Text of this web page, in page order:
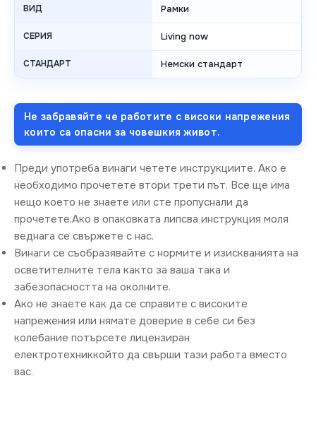
ВИД Рамки
СЕРИЯ Living now
СТАНДАРТ Немски стандарт
Не забравяйте че работите с високи напрежения
които са опасни за човешкия живот.
Преди употреба винаги четете инструкциите. Ако е
необходимо прочетете втори трети път. Все ще има
нещо което не знаете или сте пропуснали да
прочетете.Ако в опаковката липсва инструкция моля
веднага се свържете с нас.
Винаги се съобразявайте с нормите и изискванията на
осветителните тела както за ваша така и
забезопасността на околните.
Ако не знаете как да се справите с високите
напрежения или нямате доверие в себе си без
колебание потърсете лицензиран
електротехниккойто да свърши тази работа вместо
вас.